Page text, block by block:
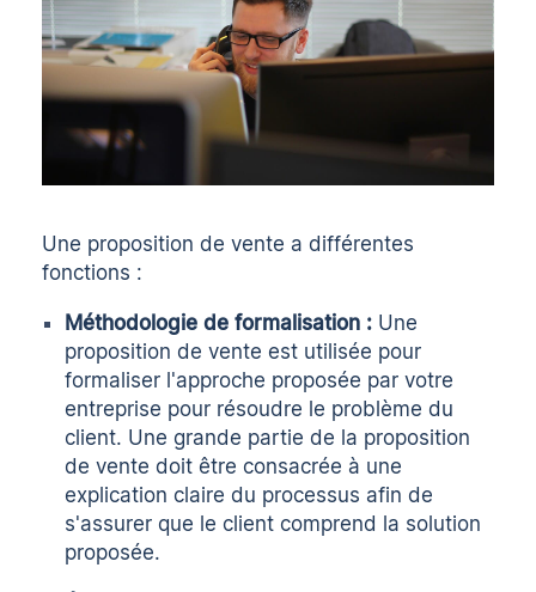
Une proposition de vente a différentes
fonctions :
Méthodologie de formalisation : Une
proposition de vente est utilisée pour
formaliser l'approche proposée par votre
entreprise pour résoudre le problème du
client. Une grande partie de la proposition
de vente doit être consacrée à une
explication claire du processus afin de
s'assurer que le client comprend la solution
proposée.